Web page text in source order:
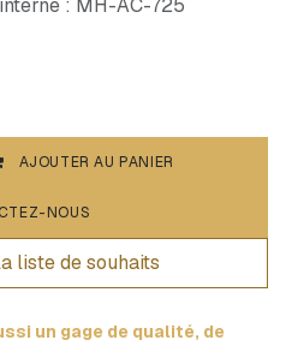
: MH-AC-725
AJOUTER AU PANIER
NOUS
liste de souhaits
un gage de qualité, de